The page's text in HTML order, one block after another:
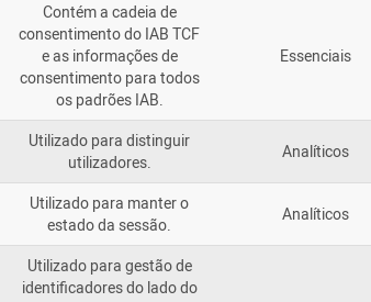
Contém a cadeia de
consentimento do IAB TCF
e as informações de
consentimento para todos
os padrões IAB.
Essenciais
Utilizado para distinguir
utilizadores.
Analíticos
Utilizado para manter o
estado da sessão.
Analíticos
Utilizado para gestão de
identificadores do lado do